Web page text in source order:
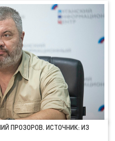
ПРОЗОРОВ. ИСТОЧНИК: ИЗ